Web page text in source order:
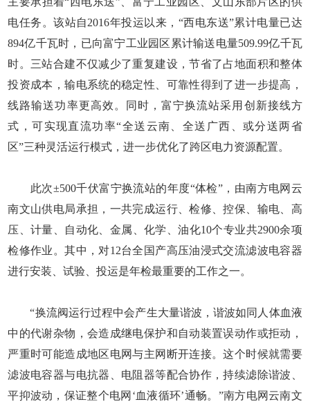
电任务。该站自2016年投运以来，“西电东送”累计电量已达
894亿千瓦时，已向富宁工业园区累计输送电量509.99亿千瓦
时。三站合建不仅减少了重复建设，节省了占地面积和整体
投资成本，输电系统的稳定性、可靠性得到了进一步提高，
线路输送功率更高效。同时，富宁换流站采用创新接线方
式，可实现直流功率“全送云南、全送广西、或分送两省
区”三种灵活运行模式，进一步优化了跨区电力资源配置。
此次±500千伏富宁换流站的年度“体检”，由南方电网云
南文山供电局承担，一共完成运行、检修、控保、输电、高
压、计量、自动化、金属、化学、油化10个专业共2900余项
检修作业。其中，对12台全国产高压油浸式交流滤波电容器
进行安装、试验、投运是年检最重要的工作之一。
“换流阀运行过程中会产生大量谐波，谐波如同人体血液
中的代谢杂物，会造成继电保护和自动装置误动作或拒动，
严重时可能造成地区电网与主网断开连接。这个时候就需要
滤波电容器与电抗器、电阻器等配合协作，持续滤除谐波、
平抑波动，保证整个电网‘血液循环’通畅。”南方电网云南文